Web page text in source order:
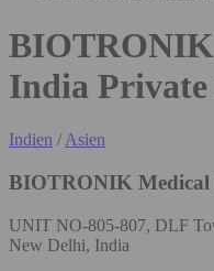
BIOTRONIK
India
Indien /Asien
BIOTRONIK Medical
UNIT NO-805-807, DLF
New Delhi, India